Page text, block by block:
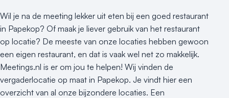
Wil je na de meeting lekker uit eten bij een goed restaurant
in Papekop? Of maak je liever gebruik van het restaurant
op locatie? De meeste van onze locaties hebben gewoon
een eigen restaurant, en dat is vaak wel net zo makkelijk.
Meetings.nl is er om jou te helpen! Wij vinden de
vergaderlocatie op maat in Papekop. Je vindt hier een
overzicht van al onze bijzondere locaties. Een